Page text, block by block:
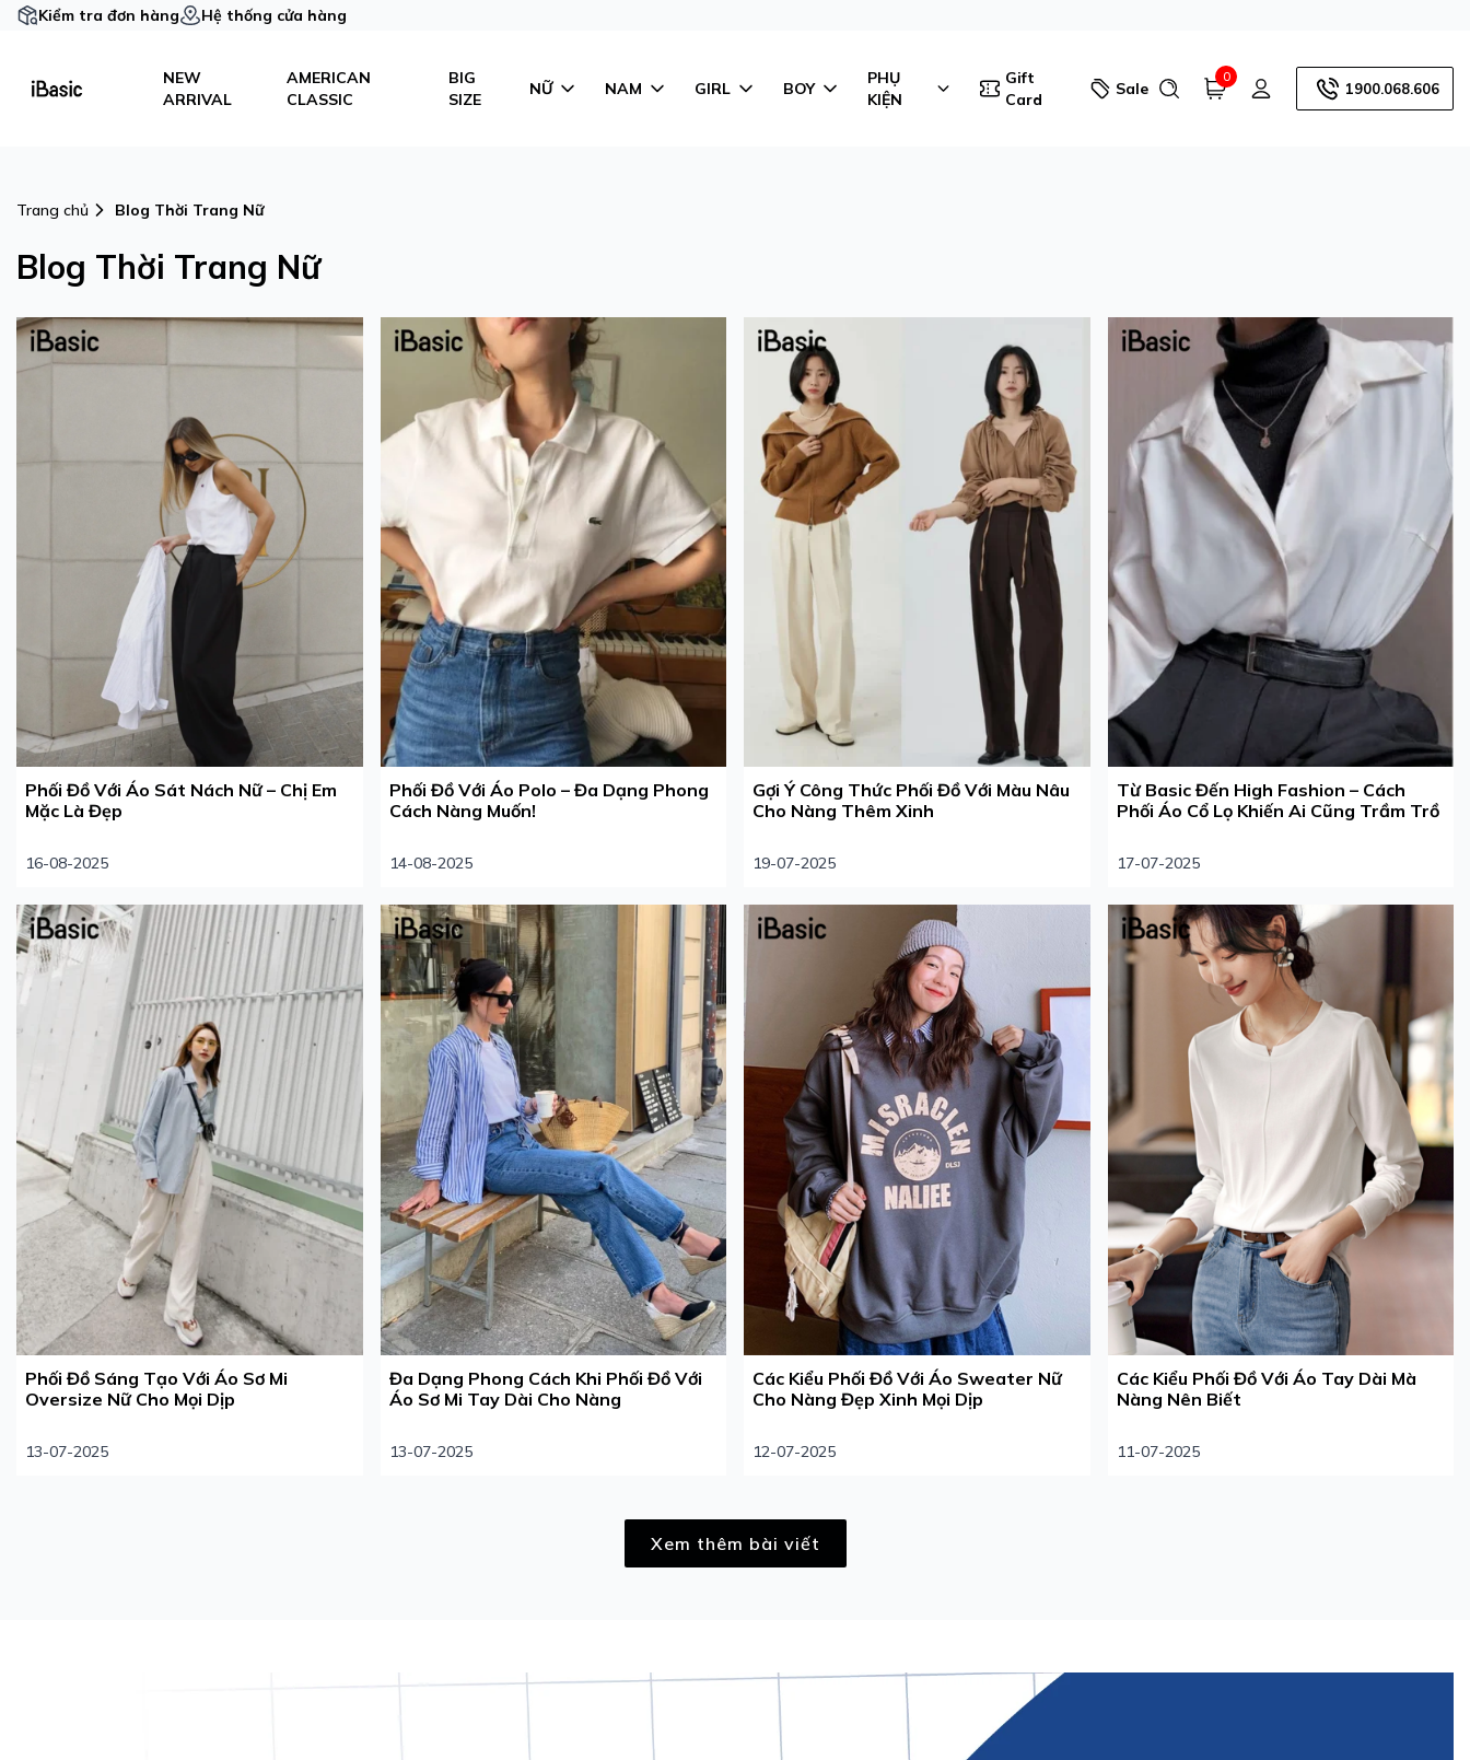
Kiểm tra đơn hàng Hệ thống cửa hàng
NEW
ARRIVAL
AMERICAN
CLASSIC
BIG
SIZE
NỮ NAM GIRL BOY
PHỤ
KIỆN
Gift
Card
Sale
0
1900.068.606
Trang chủ Blog Thời Trang Nữ
Blog Thời Trang Nữ
Phối Đồ Với Áo Sát Nách Nữ – Chị Em
Mặc Là Đẹp
16-08-2025
Phối Đồ Với Áo Polo – Đa Dạng Phong
Cách Nàng Muốn!
14-08-2025
Gợi Ý Công Thức Phối Đồ Với Màu Nâu
Cho Nàng Thêm Xinh
19-07-2025
Từ Basic Đến High Fashion – Cách
Phối Áo Cổ Lọ Khiến Ai Cũng Trầm Trồ
17-07-2025
Phối Đồ Sáng Tạo Với Áo Sơ Mi
Oversize Nữ Cho Mọi Dịp
13-07-2025
Đa Dạng Phong Cách Khi Phối Đồ Với
Áo Sơ Mi Tay Dài Cho Nàng
13-07-2025
Các Kiểu Phối Đồ Với Áo Sweater Nữ
Cho Nàng Đẹp Xinh Mọi Dịp
12-07-2025
Các Kiểu Phối Đồ Với Áo Tay Dài Mà
Nàng Nên Biết
11-07-2025
Xem thêm bài viết